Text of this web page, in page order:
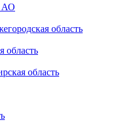
АО
область
область
область